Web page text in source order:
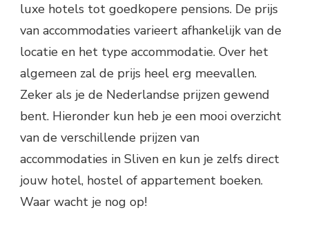
luxe hotels tot goedkopere pensions. De prijs
van accommodaties varieert afhankelijk van de
locatie en het type accommodatie. Over het
algemeen zal de prijs heel erg meevallen.
Zeker als je de Nederlandse prijzen gewend
bent. Hieronder kun heb je een mooi overzicht
van de verschillende prijzen van
accommodaties in Sliven en kun je zelfs direct
jouw hotel, hostel of appartement boeken.
Waar wacht je nog op!